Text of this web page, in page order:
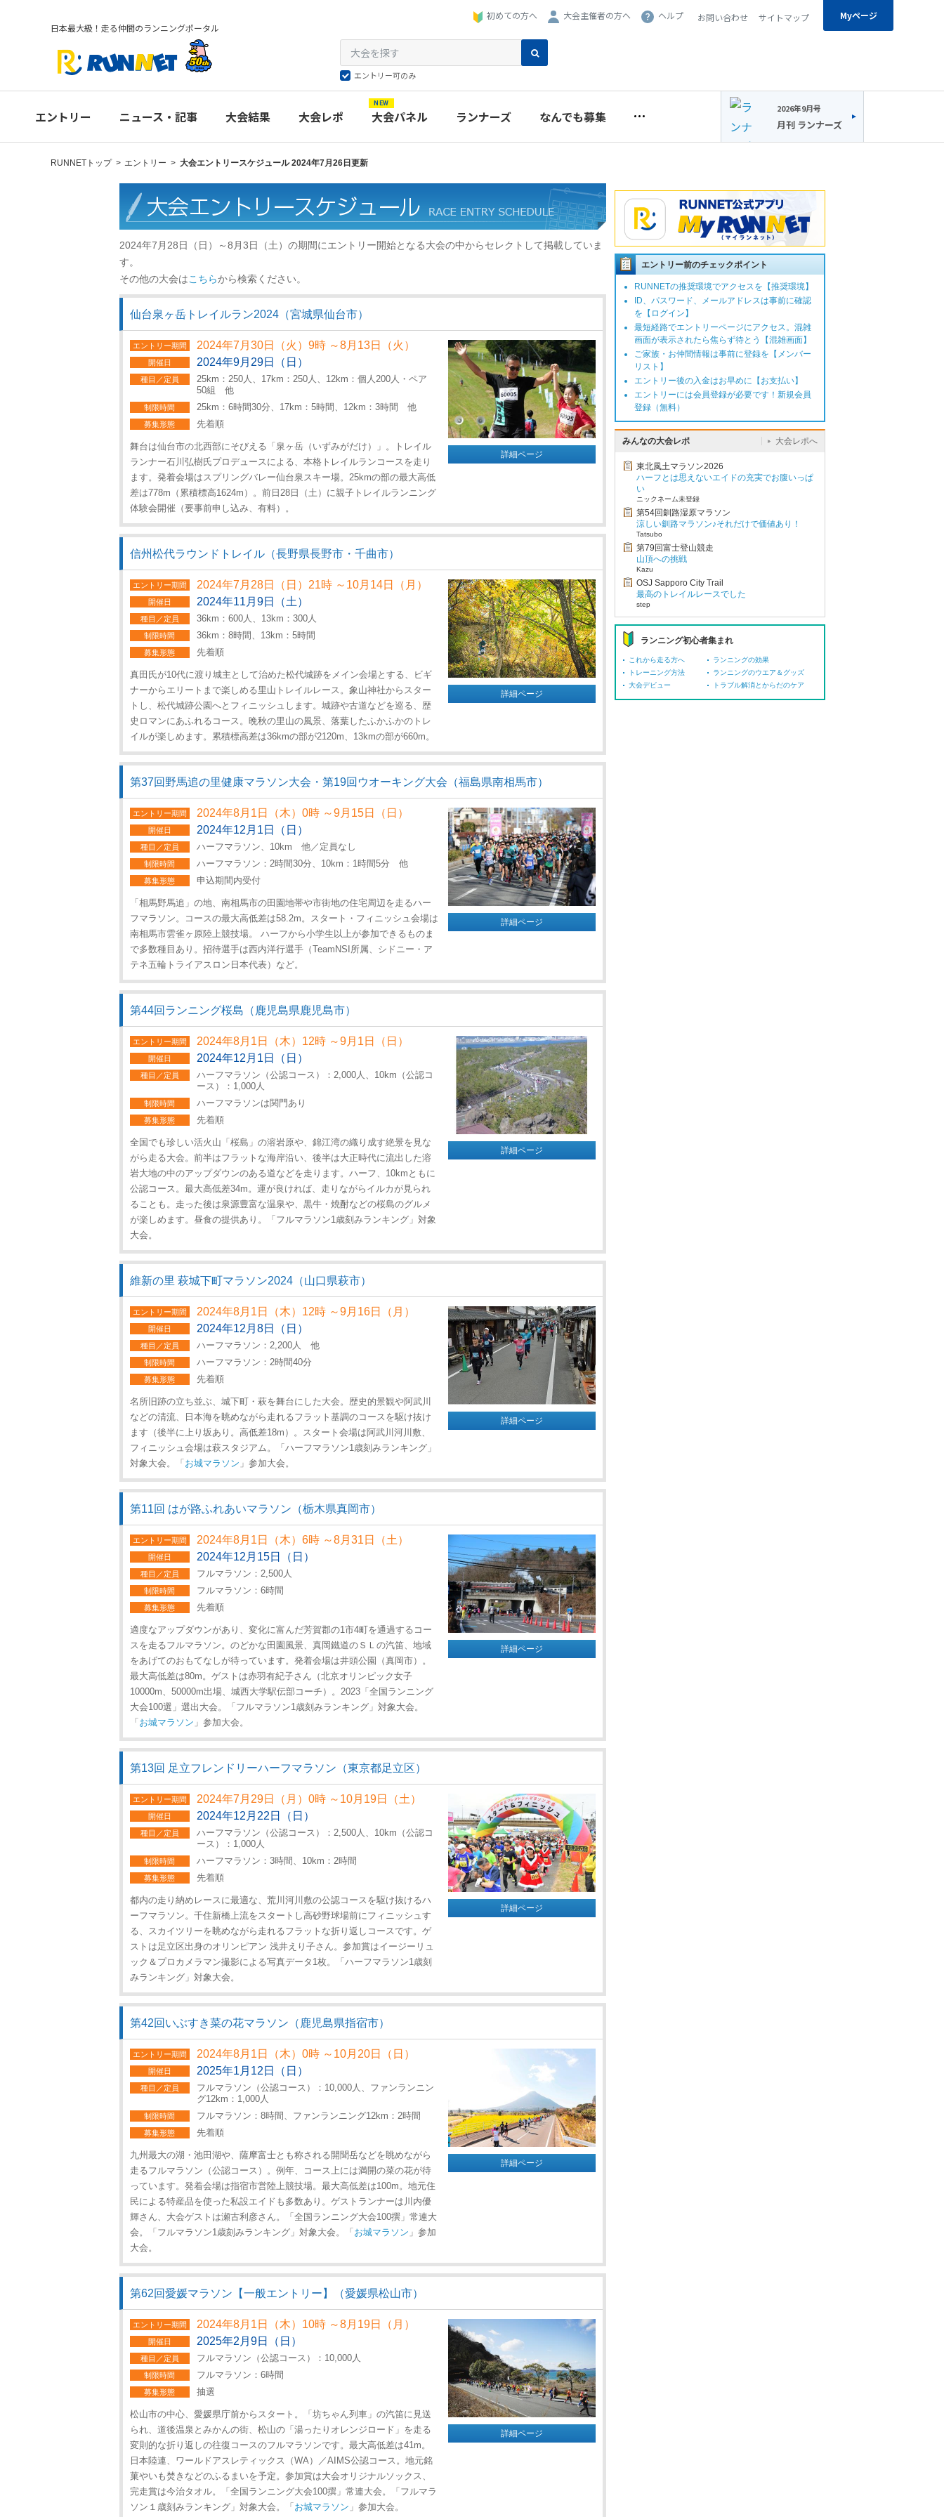
日本最大級！走る仲間のランニングポータル
初めての方へ 大会主催者の方へ ヘルプ お問い合わせ サイトマップ Myページ
エントリー可のみ
エントリー ニュース・記事 大会結果 大会レポ
NEW
大会パネル ランナーズ なんでも募集 2026年9月号
月刊 ランナーズ
RUNNETトップ > エントリー > 大会エントリースケジュール 2024年7月26日更新
2024年7月28日（日）～8月3日（土）の期間にエントリー開始となる大会の中からセレクトして掲載していま
す。
その他の大会はこちらから検索ください。
仙台泉ヶ岳トレイルラン2024（宮城県仙台市）
エントリー期間 2024年7月30日（火）9時 ～8月13日（火）
開催日 2024年9月29日（日）
種目／定員
25km：250人、17km：250人、12km：個人200人・ペア
50組 他
制限時間 25km：6時間30分、17km：5時間、12km：3時間 他
募集形態 先着順
舞台は仙台市の北西部にそびえる「泉ヶ岳（いずみがだけ）」。トレイル
ランナー石川弘樹氏プロデュースによる、本格トレイルランコースを走り
ます。発着会場はスプリングバレー仙台泉スキー場。25kmの部の最大高低
差は778m（累積標高1624m）。前日28日（土）に親子トレイルランニング
体験会開催（要事前申し込み、有料）。
詳細ページ
信州松代ラウンドトレイル（長野県長野市・千曲市）
エントリー期間 2024年7月28日（日）21時 ～10月14日（月）
開催日 2024年11月9日（土）
種目／定員 36km：600人、13km：300人
制限時間 36km：8時間、13km：5時間
募集形態 先着順
真田氏が10代に渡り城主として治めた松代城跡をメイン会場とする、ビギ
ナーからエリートまで楽しめる里山トレイルレース。象山神社からスター
トし、松代城跡公園へとフィニッシュします。城跡や古道などを巡る、歴
史ロマンにあふれるコース。晩秋の里山の風景、落葉したふかふかのトレ
イルが楽しめます。累積標高差は36kmの部が2120m、13kmの部が660m。
詳細ページ
第37回野馬追の里健康マラソン大会・第19回ウオーキング大会（福島県南相馬市）
エントリー期間 2024年8月1日（木）0時 ～9月15日（日）
開催日 2024年12月1日（日）
種目／定員 ハーフマラソン、10km 他／定員なし
制限時間 ハーフマラソン：2時間30分、10km：1時間5分 他
募集形態 申込期間内受付
「相馬野馬追」の地、南相馬市の田園地帯や市街地の住宅周辺を走るハー
フマラソン。コースの最大高低差は58.2m。スタート・フィニッシュ会場は
南相馬市雲雀ヶ原陸上競技場。 ハーフから小学生以上が参加できるものま
で多数種目あり。招待選手は西内洋行選手（TeamNSI所属、シドニー・ア
テネ五輪トライアスロン日本代表）など。
詳細ページ
第44回ランニング桜島（鹿児島県鹿児島市）
エントリー期間 2024年8月1日（木）12時 ～9月1日（日）
開催日 2024年12月1日（日）
種目／定員
ハーフマラソン（公認コース）：2,000人、10km（公認コ
ース）：1,000人
制限時間 ハーフマラソンは関門あり
募集形態 先着順
全国でも珍しい活火山「桜島」の溶岩原や、錦江湾の織り成す絶景を見な
がら走る大会。前半はフラットな海岸沿い、後半は大正時代に流出した溶
岩大地の中のアップダウンのある道などを走ります。ハーフ、10kmともに
公認コース。最大高低差34m。運が良ければ、走りながらイルカが見られ
ることも。走った後は泉源豊富な温泉や、黒牛・焼酎などの桜島のグルメ
が楽しめます。昼食の提供あり。「フルマラソン1歳刻みランキング」対象
大会。
詳細ページ
維新の里 萩城下町マラソン2024（山口県萩市）
エントリー期間 2024年8月1日（木）12時 ～9月16日（月）
開催日 2024年12月8日（日）
種目／定員 ハーフマラソン：2,200人 他
制限時間 ハーフマラソン：2時間40分
募集形態 先着順
名所旧跡の立ち並ぶ、城下町・萩を舞台にした大会。歴史的景観や阿武川
などの清流、日本海を眺めながら走れるフラット基調のコースを駆け抜け
ます（後半に上り坂あり。高低差18m）。スタート会場は阿武川河川敷、
フィニッシュ会場は萩スタジアム。「ハーフマラソン1歳刻みランキング」
対象大会。「 お城マラソン 」参加大会。
詳細ページ
第11回 はが路ふれあいマラソン（栃木県真岡市）
エントリー期間 2024年8月1日（木）6時 ～8月31日（土）
開催日 2024年12月15日（日）
種目／定員 フルマラソン：2,500人
制限時間 フルマラソン：6時間
募集形態 先着順
適度なアップダウンがあり、変化に富んだ芳賀郡の1市4町を通過するコー
スを走るフルマラソン。のどかな田園風景、真岡鐵道のＳＬの汽笛、地域
をあげてのおもてなしが待っています。発着会場は井頭公園（真岡市）。
最大高低差は80m。ゲストは赤羽有紀子さん（北京オリンピック女子
10000m、50000m出場、城西大学駅伝部コーチ）。2023「全国ランニング
大会100選」選出大会。「フルマラソン1歳刻みランキング」対象大会。
「 お城マラソン 」参加大会。
詳細ページ
第13回 足立フレンドリーハーフマラソン（東京都足立区）
エントリー期間 2024年7月29日（月）0時 ～10月19日（土）
開催日 2024年12月22日（日）
種目／定員
ハーフマラソン（公認コース）：2,500人、10km（公認コ
ース）：1,000人
制限時間 ハーフマラソン：3時間、10km：2時間
募集形態 先着順
都内の走り納めレースに最適な、荒川河川敷の公認コースを駆け抜けるハ
ーフマラソン。千住新橋上流をスタートし高砂野球場前にフィニッシュす
る、スカイツリーを眺めながら走れるフラットな折り返しコースです。ゲ
ストは足立区出身のオリンピアン 浅井えり子さん。参加賞はイージーリュ
ック＆プロカメラマン撮影による写真データ1枚。「ハーフマラソン1歳刻
みランキング」対象大会。
詳細ページ
第42回いぶすき菜の花マラソン（鹿児島県指宿市）
エントリー期間 2024年8月1日（木）0時 ～10月20日（日）
開催日 2025年1月12日（日）
種目／定員
フルマラソン（公認コース）：10,000人、ファンランニン
グ12km：1,000人
制限時間 フルマラソン：8時間、ファンランニング12km：2時間
募集形態 先着順
九州最大の湖・池田湖や、薩摩富士とも称される開聞岳などを眺めながら
走るフルマラソン（公認コース）。例年、コース上には満開の菜の花が待
っています。発着会場は指宿市営陸上競技場。最大高低差は100m。地元住
民による特産品を使った私設エイドも多数あり。ゲストランナーは川内優
輝さん、大会ゲストは瀬古利彦さん。「全国ランニング大会100撰」常連大
会。「フルマラソン1歳刻みランキング」対象大会。「 お城マラソン 」参加
大会。
詳細ページ
第62回愛媛マラソン【一般エントリー】（愛媛県松山市）
エントリー期間 2024年8月1日（木）10時 ～8月19日（月）
開催日 2025年2月9日（日）
種目／定員 フルマラソン（公認コース）：10,000人
制限時間 フルマラソン：6時間
募集形態 抽選
松山市の中心、愛媛県庁前からスタート。「坊ちゃん列車」の汽笛に見送
られ、道後温泉とみかんの街、松山の「湯ったりオレンジロード」を走る
変則的な折り返しの往復コースのフルマラソンです。最大高低差は41m。
日本陸連、ワールドアスレティックス（WA）／AIMS公認コース。地元銘
菓やいも焚きなどのふるまいを予定。参加賞は大会オリジナルソックス、
完走賞は今治タオル。「全国ランニング大会100撰」常連大会。「フルマラ
ソン１歳刻みランキング」対象大会。「 お城マラソン 」参加大会。
詳細ページ
エントリー前のチェックポイント
RUNNETの推奨環境でアクセスを【推奨環境】
ID、パスワード、メールアドレスは事前に確認
を【ログイン】
最短経路でエントリーページにアクセス。混雑
画面が表示されたら焦らず待とう【混雑画面】
ご家族・お仲間情報は事前に登録を【メンバー
リスト】
エントリー後の入金はお早めに【お支払い】
エントリーには会員登録が必要です！新規会員
登録（無料）
みんなの大会レポ 大会レポへ
東北風土マラソン2026
ハーフとは思えないエイドの充実でお腹いっぱ
い
ニックネーム未登録
第54回釧路湿原マラソン
涼しい釧路マラソン♪それだけで価値あり！
Tatsubo
第79回富士登山競走
山頂への挑戦
Kazu
OSJ Sapporo City Trail
最高のトレイルレースでした
step
ランニング初心者集まれ
これから走る方へ
ランニングの効果
トレーニング方法
ランニングのウエア＆グッズ
大会デビュー
トラブル解消とからだのケア